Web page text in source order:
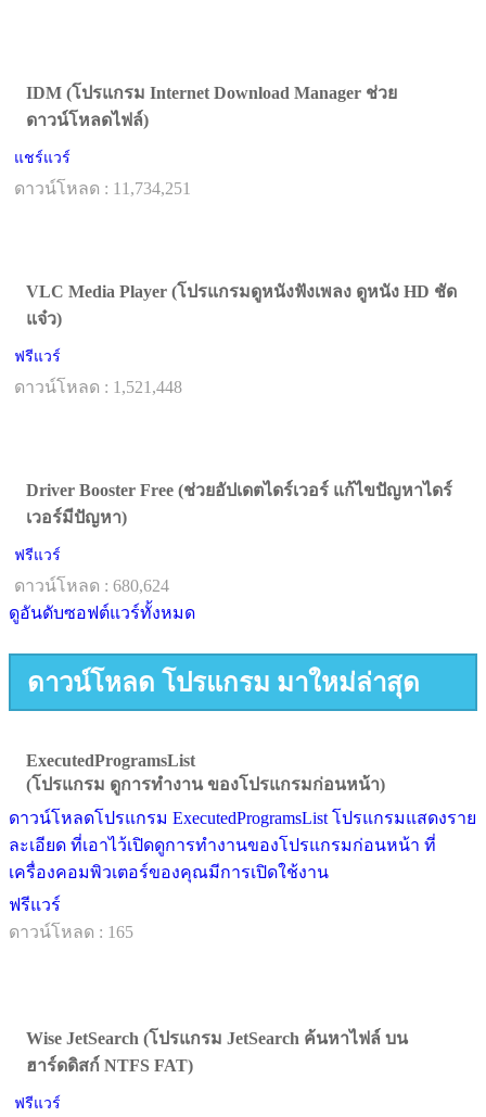
IDM (โปรแกรม Internet Download Manager ช่วย
ดาวน์โหลดไฟล์)
แชร์แวร์
ดาวน์โหลด : 11,734,251
VLC Media Player (โปรแกรมดูหนังฟังเพลง ดูหนัง HD ชัด
แจ๋ว)
ฟรีแวร์
ดาวน์โหลด : 1,521,448
Driver Booster Free (ช่วยอัปเดตไดร์เวอร์ แก้ไขปัญหาไดร์
เวอร์มีปัญหา)
ฟรีแวร์
ดาวน์โหลด : 680,624
ดูอันดับซอฟต์แวร์ทั้งหมด
ดาวน์โหลด โปรแกรม มาใหม่ล่าสุด
ExecutedProgramsList
(โปรแกรม ดูการทำงาน ของโปรแกรมก่อนหน้า)
ดาวน์โหลดโปรแกรม ExecutedProgramsList โปรแกรมแสดงราย
ละเอียด ที่เอาไว้เปิดดูการทำงานของโปรแกรมก่อนหน้า ที่
เครื่องคอมพิวเตอร์ของคุณมีการเปิดใช้งาน
ฟรีแวร์
ดาวน์โหลด : 165
Wise JetSearch (โปรแกรม JetSearch ค้นหาไฟล์ บน
ฮาร์ดดิสก์ NTFS FAT)
ฟรีแวร์